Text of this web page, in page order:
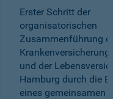
Erster Schritt der
organisatorischen
Zusammenführung
und der
Hamburg durch die
eines gemeinsamen